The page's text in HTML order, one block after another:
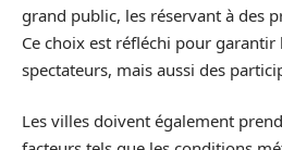
grand public, les réservant à des
Ce choix est réfléchi pour garantir
spectateurs, mais aussi des
Les villes doivent également